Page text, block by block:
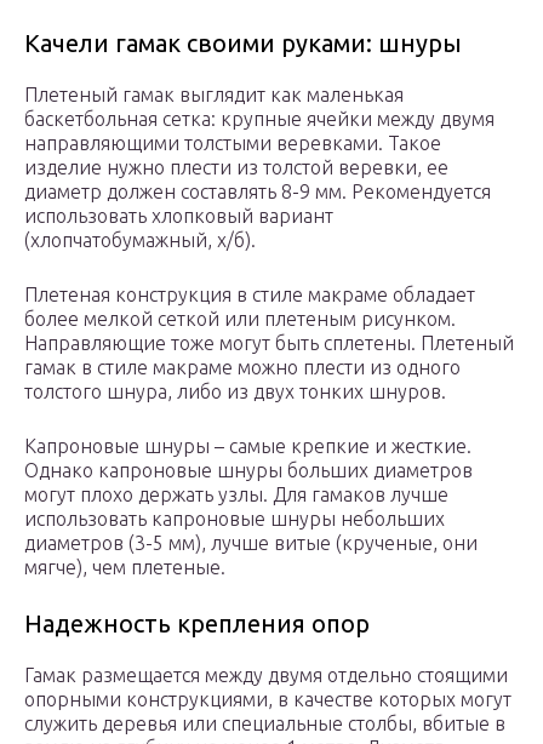
Качели гамак своими руками: шнуры
Плетеный гамак выглядит как маленькая
баскетбольная сетка: крупные ячейки между двумя
направляющими толстыми веревками. Такое
изделие нужно плести из толстой веревки, ее
диаметр должен составлять 8-9 мм. Рекомендуется
использовать хлопковый вариант
(хлопчатобумажный, х/б).
Плетеная конструкция в стиле макраме обладает
более мелкой сеткой или плетеным рисунком.
Направляющие тоже могут быть сплетены. Плетеный
гамак в стиле макраме можно плести из одного
толстого шнура, либо из двух тонких шнуров.
Капроновые шнуры – самые крепкие и жесткие.
Однако капроновые шнуры больших диаметров
могут плохо держать узлы. Для гамаков лучше
использовать капроновые шнуры небольших
диаметров (3-5 мм), лучше витые (крученые, они
мягче), чем плетеные.
Надежность крепления опор
Гамак размещается между двумя отдельно стоящими
опорными конструкциями, в качестве которых могут
служить деревья или специальные столбы, вбитые в